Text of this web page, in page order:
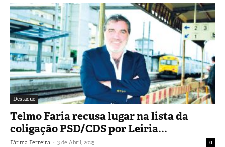
Destaque
Telmo Faria recusa lugar na lista da
coligação PSD/CDS por Leiria...
Fátima Ferreira - 3 de Abril, 2025 0